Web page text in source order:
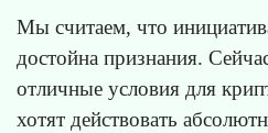
Мы считаем, что
достойна признания.
отличные условия для
хотят действовать